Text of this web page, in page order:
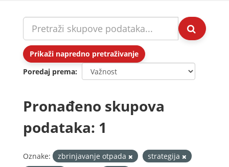
Prikaži napredno pretraživanje
Poredaj prema
Pronađeno skupova
podataka: 1
Oznake: zbrinjavanje otpada
strategija